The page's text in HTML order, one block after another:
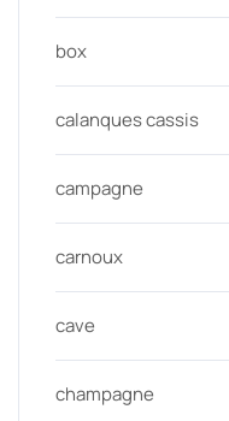
box
calanques cassis
campagne
carnoux
cave
champagne